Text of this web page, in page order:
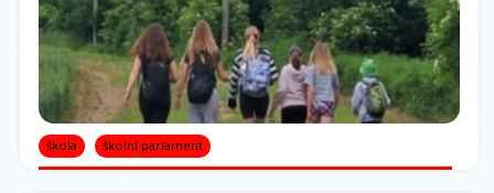
škola školní parlament